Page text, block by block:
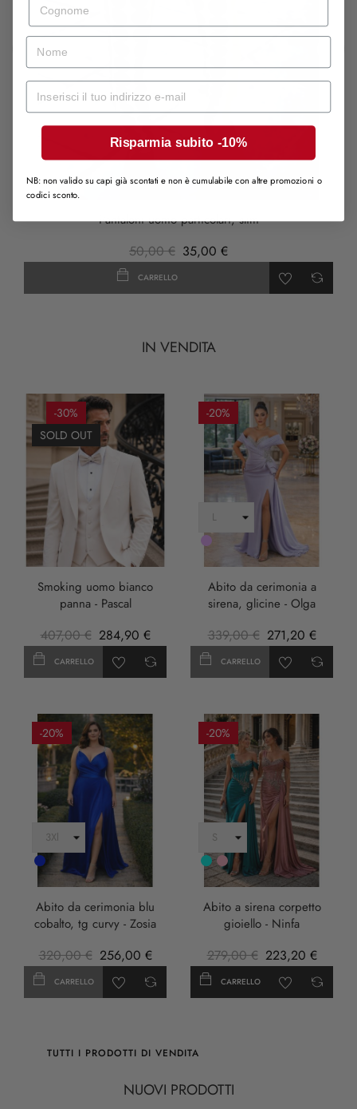
Pantaloni uomo particolari, slim
50,00 € 35,00 €
CARRELLO
IN VENDITA
-30%
SOLD OUT
Smoking uomo bianco
panna - Pascal
407,00 € 284,90 €
CARRELLO
-20%
LILLA
Abito da cerimonia a
sirena, glicine - Olga
339,00 € 271,20 €
CARRELLO
-20%
Cobalto
Abito da cerimonia blu
cobalto, tg curvy - Zosia
320,00 € 256,00 €
CARRELLO
-20%
Turchese
rosa
anticha
Abito a sirena corpetto
gioiello - Ninfa
279,00 € 223,20 €
CARRELLO
TUTTI I PRODOTTI DI VENDITA
NUOVI PRODOTTI
nome
Mail
Risparmia subito -10%
NB: non valido su capi già scontati e non è cumulabile con altre promozioni o
codici sconto.